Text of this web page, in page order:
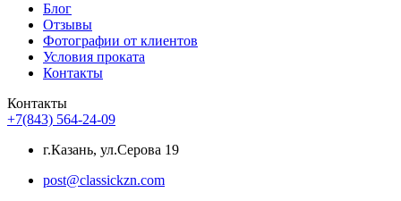
Блог
Отзывы
Фотографии от клиентов
Условия проката
Контакты
Контакты
+7(843) 564-24-09
г.Казань, ул.Серова 19
post@classickzn.com